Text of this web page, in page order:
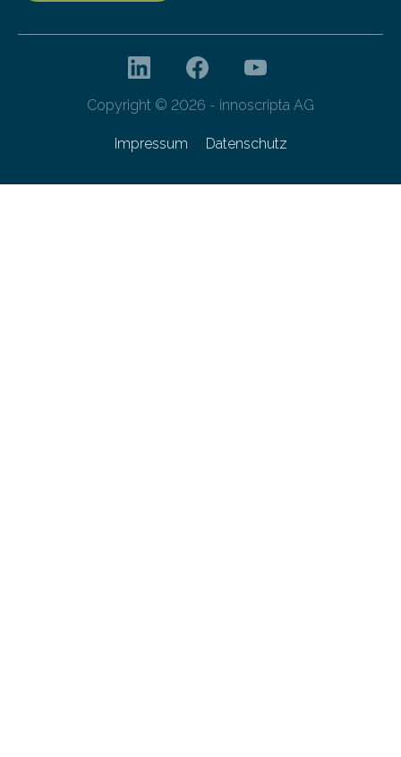
Copyright © 2026 - innoscripta AG
Impressum Datenschutz